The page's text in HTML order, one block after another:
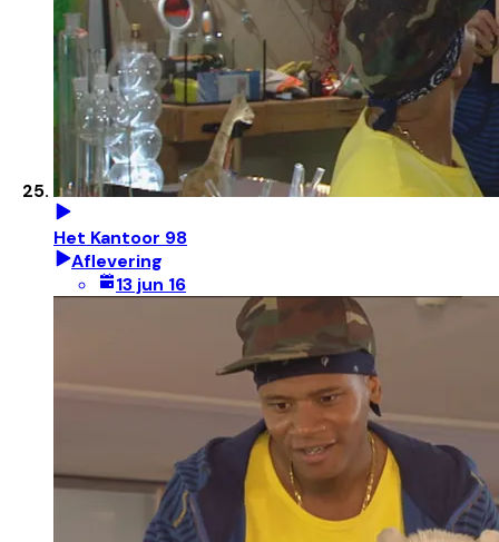
Het Kantoor 98
Aflevering
13 jun 16